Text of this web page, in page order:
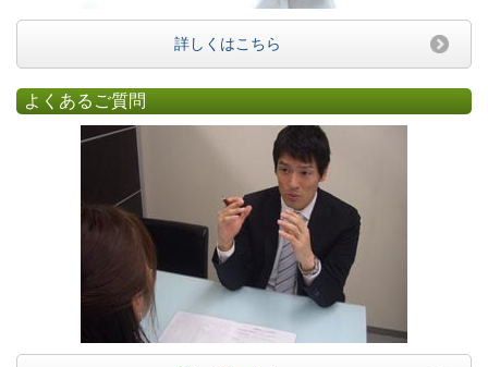
詳しくはこちら
よくあるご質問